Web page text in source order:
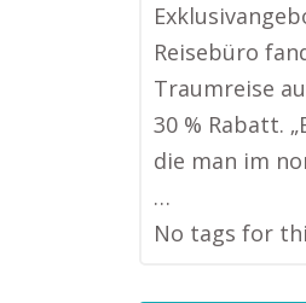
Reisebüro
Traumreise
30 % Rabatt.
die man im
…
No tags for